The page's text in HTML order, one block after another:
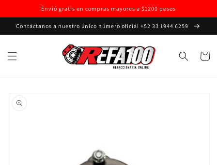
directamente
al contenido
Envió gratis en compras mayores a $1200 pesos
Contáctanos a nuestro único número oficial +52 33 1944 6259
Carrito
a la
información